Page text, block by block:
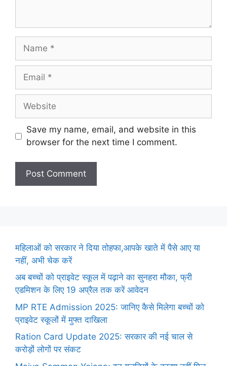
Name
Email
Website
Save my name, email, and website in this
browser for the next time I comment.
महिलाओं को सरकार ने दिया तोहफा,आपके खाते में पैसे आए या
नहीं, अभी चेक करें
अब बच्चों को प्राइवेट स्कूल में पढ़ाने का सुनहरा मौका, फ्री
एडमिशन के लिए 19 अप्रैल तक करें आवेदन
MP RTE Admission 2025: जानिए कैसे मिलेगा बच्चों को
प्राइवेट स्कूलों में मुफ्त दाखिला
Ration Card Update 2025: सरकार की नई चाल से
करोड़ों लोगों पर संकट